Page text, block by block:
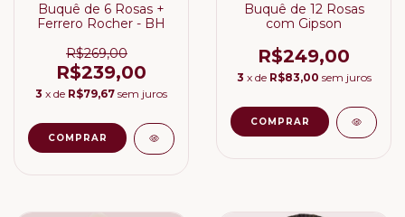
Buquê de 6 Rosas +
Ferrero Rocher - BH
R$269,00
R$239,00
3 x de R$79,67 sem juros
Buquê de 12 Rosas
com Gipson
R$249,00
3 x de R$83,00 sem juros